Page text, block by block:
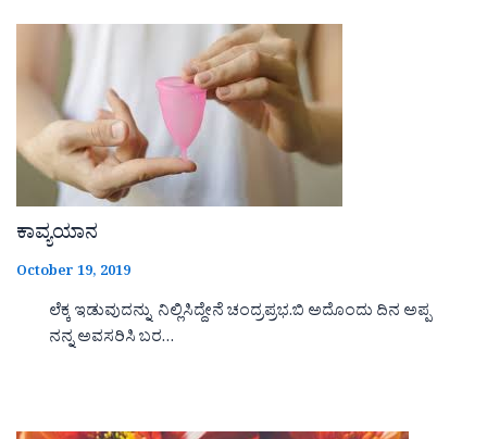
ಕಾವ್ಯಯಾನ
October 19, 2019
ಲೆಕ್ಕ ಇಡುವುದನ್ನು ನಿಲ್ಲಿಸಿದ್ದೇನೆ ಚಂದ್ರಪ್ರಭ.ಬಿ ಅದೊಂದು ದಿನ ಅಪ್ಪ
ನನ್ನ ಅವಸರಿಸಿ ಬರ…